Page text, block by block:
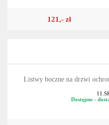
121,- zł
Listwy boczne na drzwi
Dostępne -